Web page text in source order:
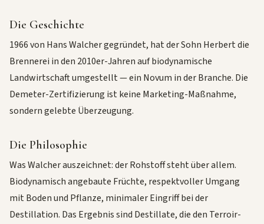
Die Geschichte
1966 von Hans Walcher gegründet, hat der Sohn Herbert die
Brennerei in den 2010er-Jahren auf biodynamische
Landwirtschaft umgestellt — ein Novum in der Branche. Die
Demeter-Zertifizierung ist keine Marketing-Maßnahme,
sondern gelebte Überzeugung.
Die Philosophie
Was Walcher auszeichnet: der Rohstoff steht über allem.
Biodynamisch angebaute Früchte, respektvoller Umgang
mit Boden und Pflanze, minimaler Eingriff bei der
Destillation. Das Ergebnis sind Destillate, die den Terroir-